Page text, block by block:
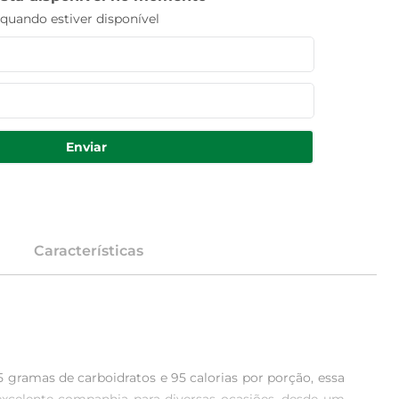
estiver disponível
Enviar
Características
de carboidratos e 95 calorias por porção, essa